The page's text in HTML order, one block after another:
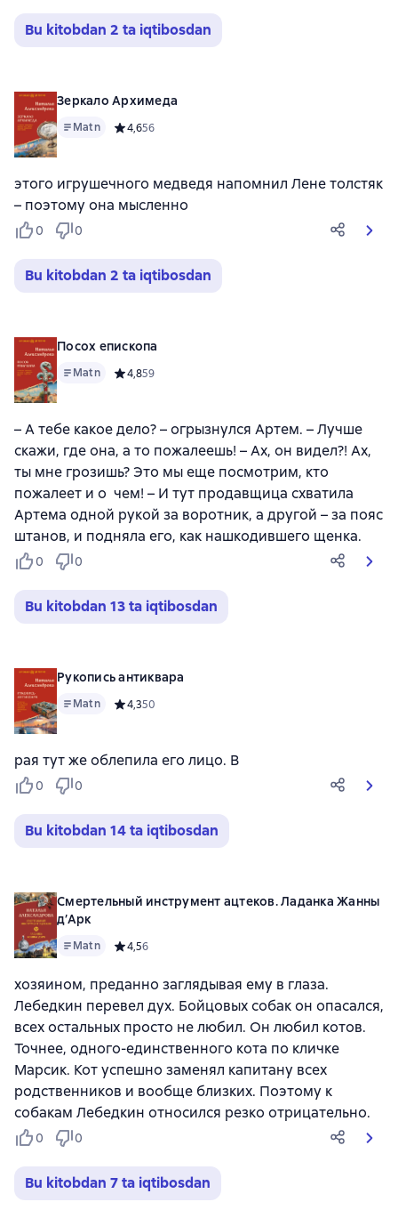
Bu kitobdan 2 ta iqtibosdan
Зеркало Архимеда
Matn Средний рейтинг 4,6 на основе 56 оценок
4,656
этого игрушечного медведя напомнил Лене толстяк
– поэтому она мысленно
0 0
Bu kitobdan 2 ta iqtibosdan
Посох епископа
Matn Средний рейтинг 4,8 на основе 59 оценок
4,859
– А тебе какое дело? – огрызнулся Артем. – Лучше
скажи, где она, а то пожалеешь! – Ах, он видел?! Ах,
ты мне грозишь? Это мы еще посмотрим, кто
пожалеет и о чем! – И тут продавщица схватила
Артема одной рукой за воротник, а другой – за пояс
штанов, и подняла его, как нашкодившего щенка.
0 0
Bu kitobdan 13 ta iqtibosdan
Рукопись антиквара
Matn Средний рейтинг 4,3 на основе 50 оценок
4,350
рая тут же облепила его лицо. В
0 0
Bu kitobdan 14 ta iqtibosdan
Смертельный инструмент ацтеков. Ладанка Жанны
д’Арк
Matn Средний рейтинг 4,5 на основе 6 оценок
4,56
хозяином, преданно заглядывая ему в глаза.
Лебедкин перевел дух. Бойцовых собак он опасался,
всех остальных просто не любил. Он любил котов.
Точнее, одного-единственного кота по кличке
Марсик. Кот успешно заменял капитану всех
родственников и вообще близких. Поэтому к
собакам Лебедкин относился резко отрицательно.
0 0
Bu kitobdan 7 ta iqtibosdan